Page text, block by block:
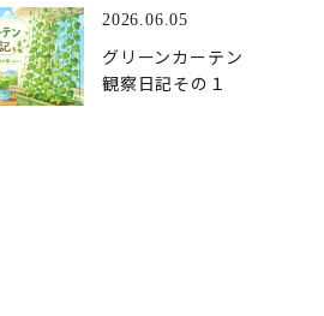
2026.06.05
グリーンカーテン
観察日記その１